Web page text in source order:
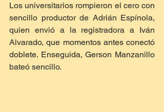
Los universitarios rompieron el cero con
sencillo productor de Adrián Espínola,
quien envió a la registradora a Iván
Alvarado, que momentos antes conectó
doblete. Enseguida, Gerson Manzanillo
bateó sencillo.